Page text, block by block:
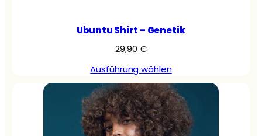
Ubuntu Shirt – Genetik
29,90 €
Ausführung wählen